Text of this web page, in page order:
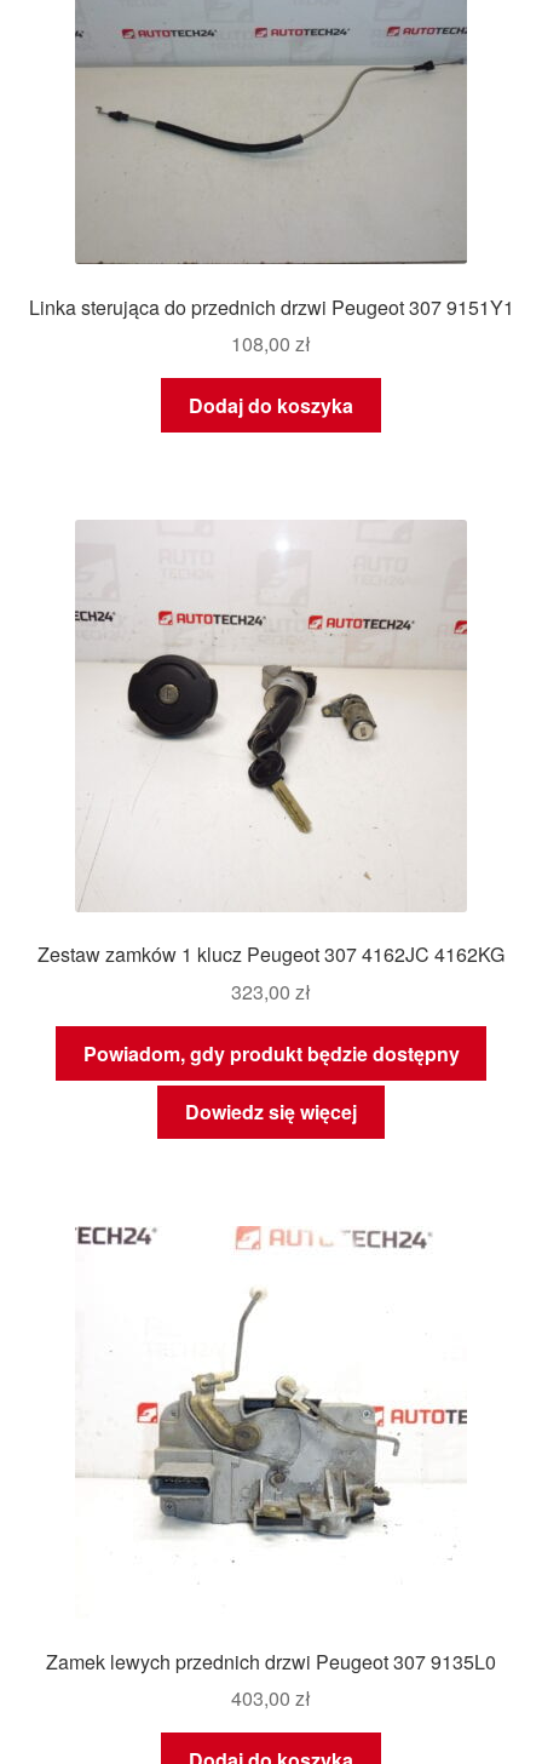
Linka sterująca do przednich drzwi Peugeot 307 9151Y1
108,00 zł
Dodaj do koszyka
Zestaw zamków 1 klucz Peugeot 307 4162JC 4162KG
323,00 zł
Powiadom, gdy produkt będzie dostępny
Dowiedz się więcej
Zamek lewych przednich drzwi Peugeot 307 9135L0
403,00 zł